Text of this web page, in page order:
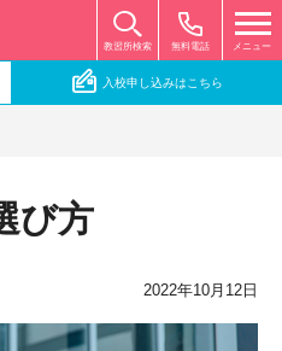
無料電話
教習所検索 メニュー
入校申し込みはこちら
び方
2022年10月12日